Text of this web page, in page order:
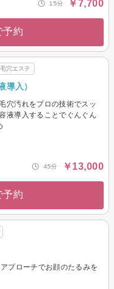
15分 ￥7,700
予約
穴エステ
導入）
穴汚れをプロの技術でスッ
液導入することでぐんぐん
45分 ￥13,000
予約
プローチでお顔のたるみを